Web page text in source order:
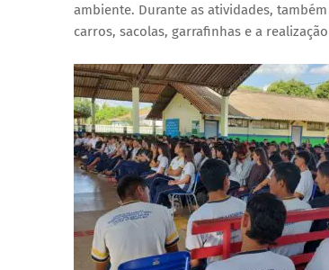
ambiente. Durante as atividades,
carros, sacolas, garrafinhas e a